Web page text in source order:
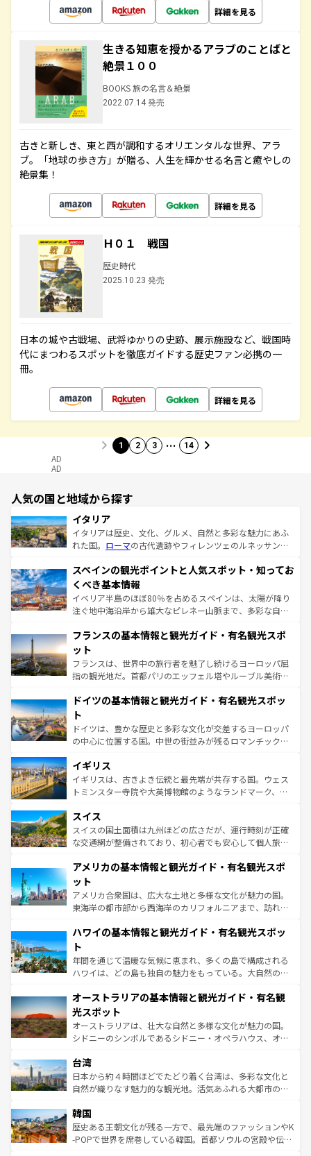
詳細を見る
生きる知恵を授かるアラブのことばと
絶景１００
BOOKS 旅の名言＆絶景
2022.07.14 発売
古きと新しき、東と西が調和するオリエンタルな世界、アラ
ブ。「地球の歩き方」が贈る、人生を輝かせる名言と癒やしの
絶景集！
詳細を見る
Ｈ０１ 戦国
歴史時代
2025.10.23 発売
日本の城や古戦場、武将ゆかりの史跡、展示施設など、戦国時
代にまつわるスポットを徹底ガイドする歴史ファン必携の一
冊。
詳細を見る
1 2 3 … 14
AD
AD
人気の国と地域から探す
イタリア
イタリアは歴史、文化、グルメ、自然と多彩な魅力にあふ
れた国。 ローマの古代遺跡やフィレンツェのルネッサンス
ろん、トスカーナの美しい田園風景やアマルフィ海岸の絶
景など、自然景観も見逃せない。観光の合間には、本場の
ピザやパスタなど、絶品のイタリア料理を堪能することも
できる。朝目覚めてから夜眠るまで、すべての瞬間を楽し
なお、新着のイタリア情報はコンテンツ一覧を参照してほ
しい。
スペインの観光ポイントと人気スポット・知ってお
くべき基本情報
イベリア半島のほぼ80％を占めるスペインは、太陽が降り
注ぐ地中海沿岸から雄大なピレネー山脈まで、多彩な自然
文化が根付くこの国では、情熱的なフラメンコ、熱気あふ
れる闘牛、そして美味しいタパスが生活の一部となってい
る。首都マドリードの洗練された雰囲気や、バルセロナの
アートに溢れた街角から、地方では古代ローマ遺跡や中世
せる。地方によって風土や気候が異なるスペインはその個
ンテンツ一覧 を参照してほしい。
フランスの基本情報と観光ガイド・有名観光スポ
ット
フランスは、世界中の旅行者を魅了し続けるヨーロッパ屈
指の観光地だ。首都パリのエッフェル塔やルーブル美術館
で、幅広い魅力が詰まっている。華麗な宮殿、歴史的な大
聖堂、美しいビーチ、そして豊かな自然が、訪れる者を心
から魅了する。また、フランスは美食の国としても知ら
れ、フランス料理はユネスコ無形文化遺産にも登録されて
香り高いラベンダー畑など、多彩な楽しみ方が可能だ。さ
らに、パリ以外の地域にも魅力が溢れており、どの街角に
も豊かな歴史と文化が息づいている。パリ以外の個性あふ
を参照してほしい。
ドイツの基本情報と観光ガイド・有名観光スポッ
ト
ドイツは、豊かな歴史と多彩な文化が交差するヨーロッパ
の中心に位置する国。中世の街並みが残るロマンチック街
顔を持つこの国は、どこを歩いても飽きることがない。ベ
ルリンの文化的活気、バイエルン州のアルプスの絶景、そ
してライン川沿いのワイン畑といった風景は必見。ビール
は、お酒好きな人にはぜひ体験してほしい。 なお、新着の
ドイツ情報はコンテンツ一覧を参照してほしい。
イギリス
イギリスは、古きよき伝統と最先端が共存する国。ウェス
トミンスター寺院や大英博物館のようなランドマーク、歴
リアごとに異なる魅力がある。また、優雅なアフタヌーン
ティー、ビール好きにはたまらない英国パブ、サッカー観
戦など、本場だからこそできる体験も豊富。イギリスを旅
ンツ一覧を参照してほしい。
スイス
スイスの国土面積は九州ほどの広さだが、運行時刻が正確
な交通網が整備されており、初心者でも安心して個人旅行
の建物がそのまま残る町や、スイスならではのユニークな
博物館もあり、アルプス観光だけでなく町歩きも満喫する
ことができる。国民の所得が高いため物価も高いが、旅行
者向けの交通パス提供のサービスもあり、うまく活用すれ
着のスイス情報はコンテンツ一覧を参照してほしい。
アメリカの基本情報と観光ガイド・有名観光スポ
ット
アメリカ合衆国は、広大な土地と多様な文化が魅力の国。
東海岸の都市部から西海岸のカリフォルニアまで、訪れる
のような巨大都市は、観光、ショッピング、エンターテイ
ンメントが詰まった刺激的なスポットだ。一方、アメリカ
西部には大自然が広がり、グランドキャニオンやイエロー
ストーン国立公園といった絶景が堪能できる。さらに、南
文化が魅力。旅行者はアメリカの各地域で異なる魅力を楽
しみながら、その多様性と豊かな歴史を感じることができ
るだろう。車でのロードトリップや列車の旅も、アメリカ
ならではの贅沢な旅のスタイルだ。 なお、新着のアメリカ
情報は コンテンツ一覧 を参照してほしい。
ハワイの基本情報と観光ガイド・有名観光スポッ
ト
年間を通じて温暖な気候に恵まれ、多くの島で構成される
ハワイは、どの島も独自の魅力をもっている。大自然の神
ワイ島は見逃せない。また、定番の観光地といえばオアフ
島だが、静かな自然を求めるならマウイ島やカウアイ島が
おすすめ。エメラルドグリーンに輝く海をはじめ、豊かな
文化や歴史が息づいている。「アロハスピリット」と呼ば
人々、おいしいローカルフードやハワイアンミュージッ
ク、伝統的なフラダンスなど、すべてがハワイの魅力を彩
っている。訪れるたびに新しい発見と感動が待っているハ
はコンテンツ一覧
オーストラリアの基本情報と観光ガイド・有名観
光スポット
オーストラリアは、壮大な自然と多様な文化が魅力の国。
シドニーのシンボルであるシドニー・オペラハウス、オー
リアリーフや大陸中央部にそびえるウルル（エアーズロッ
ク）、タスマニアの美しい原生林やケアンズの熱帯雨林な
ど、見どころがたくさん。また、カフェやワイン、オージ
いる。アクティビティも充実しており、サーフィンやダイ
ビング、ハイキングなど、アウトドア好きにはたまらな
い。オーストラリアの多彩な魅力を存分に味わいつくそ
台湾
日本から約４時間ほどでたどり着く台湾は、多彩な文化と
自然が織りなす魅力的な観光地。活気あふれる大都市の台
ン）、静ひつな山岳地帯である台湾東部など、都市の喧騒
と山間の静けさが共存しており、訪れる人に新しい発見と
驚きをもたらしてくれる。また、奥深い台湾の食文化も魅
韓国
歴史ある王朝文化が残る一方で、最先端のファッションやK
-POPで世界を席巻している韓国。首都ソウルの宮殿や伝統